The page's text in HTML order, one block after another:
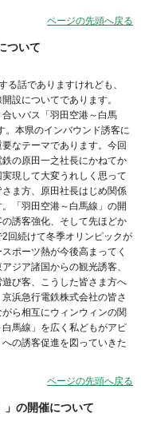
ページの先頭へ戻る
ついて
話でありますけれども、
設についてであります。
いバス「羽田空港～白馬
。本県のインバウンド誘客に
なテーマであります。今回
の原田一之社長にかねてか
現して大変うれしく思って
ま方、原田社長はじめ関係
「羽田空港～白馬線」の開
誘客強化、そして先ほどか
回続けて冬季オリンピックが
ポーツ熱が今後高まってく
ジア諸国からの観光誘客、
び客、こうした皆さま方へ
浜急行電鉄株式会社の皆さ
ら相互にウィンウィンの関
馬線」を広く私どもがアピ
の誘客促進を図っていきた
ページの先頭へ戻る
の開催について